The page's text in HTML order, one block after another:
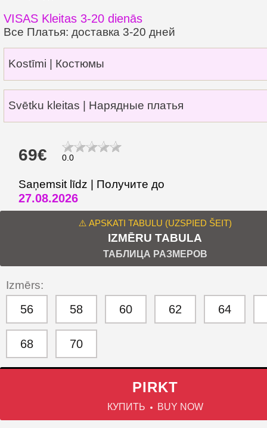
VISAS Kleitas 3-20 dienās
Все Платья: доставка 3-20 дней
Kostīmi | Костюмы
Svētku kleitas | Нарядные платья
69€ 0.0
Saņemsit līdz | Получите до
27.08.2026
⚠️ APSKATI TABULU (UZSPIED ŠEIT)
IZMĒRU TABULA
ТАБЛИЦА РАЗМЕРОВ
Izmērs:
56 58 60 62 64
68 70
PIRKT
КУПИТЬ BUY NOW